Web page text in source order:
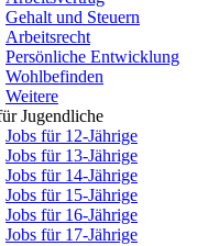
Gehalt und Steuern
Arbeitsrecht
Persönliche Entwicklung
Wohlbefinden
Weitere
Jugendliche
Jobs für 12-Jährige
Jobs für 13-Jährige
Jobs für 14-Jährige
Jobs für 15-Jährige
Jobs für 16-Jährige
Jobs für 17-Jährige